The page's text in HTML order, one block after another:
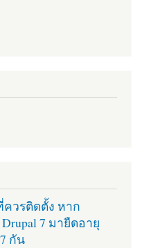
ควรติดตั้ง หาก
7 มายืดอายุ
กัน